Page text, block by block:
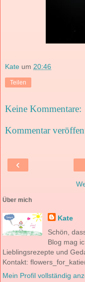
Kate um 20:46
Teilen
Keine Kommentare:
Kommentar
‹
Über mich
Kate
Schön,
Blog mag
Lieblingsrezepte und
Kontakt:
Mein Profil vollständig